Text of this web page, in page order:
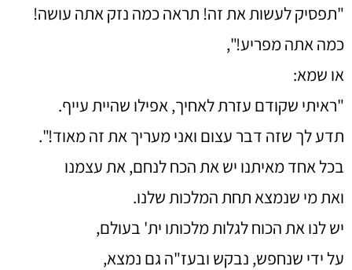
"תפסיק לעשות את זה! תראה כמה נזק אתה עושה!
כמה אתה מפריע!",
או שמא:
"ראיתי שקודם עזרת לאחיך, אפילו שהיית עייף.
תדע לך שזה דבר עצום ואני מעריך את זה מאוד!".
בכל אחד מאיתנו יש את הכח לנחם, את עצמנו
ואת מי שנמצא תחת המלכות שלנו.
יש לנו את הכוח לגלות מלכותו ית' בעולם,
על ידי שנחפש, נבקש ובעז"ה גם נמצא,